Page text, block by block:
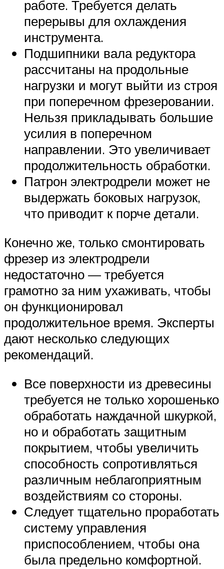
работе. Требуется делать
перерывы для охлаждения
инструмента.
Подшипники вала редуктора
рассчитаны на продольные
нагрузки и могут выйти из строя
при поперечном фрезеровании.
Нельзя прикладывать большие
усилия в поперечном
направлении. Это увеличивает
продолжительность обработки.
Патрон электродрели может не
выдержать боковых нагрузок,
что приводит к порче детали.
Конечно же, только смонтировать
фрезер из электродрели
недостаточно — требуется
грамотно за ним ухаживать, чтобы
он функционировал
продолжительное время. Эксперты
дают несколько следующих
рекомендаций.
Все поверхности из древесины
требуется не только хорошенько
обработать наждачной шкуркой,
но и обработать защитным
покрытием, чтобы увеличить
способность сопротивляться
различным неблагоприятным
воздействиям со стороны.
Следует тщательно проработать
систему управления
приспособлением, чтобы она
была предельно комфортной.